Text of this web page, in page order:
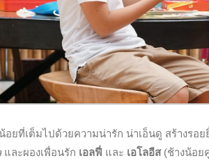
อยที่เต็มไปด้วยความน่ารัก น่าเอ็นดู สร้างร
และผองเพื่อนรัก เอลฟี่ และ เอโลอีส(ช้างน้อย